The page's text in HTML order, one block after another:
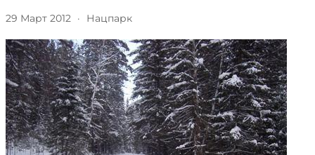
29 Март 2012 · Нацпарк